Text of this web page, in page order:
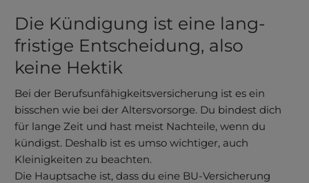
Die Kündigung ist eine lang­
fristige Entscheidung, also
keine Hektik
Bei der Berufs­unfähig­keits­versicherung ist es ein
bisschen wie bei der Altersvorsorge. Du bindest dich
für lange Zeit und hast meist Nachteile, wenn du
kündigst. Deshalb ist es umso wichtiger, auch
Kleinigkeiten zu beachten.
Die Hauptsache ist, dass du eine BU-Versicherung